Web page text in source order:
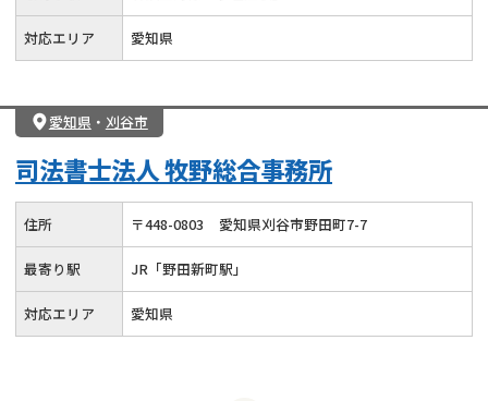
対応エリア 愛知県
愛知県 ・ 刈谷市
司法書士法人 牧野総合事務所
住所 〒448-0803 愛知県刈谷市野田町7-7
最寄り駅 JR「野田新町駅」
対応エリア 愛知県